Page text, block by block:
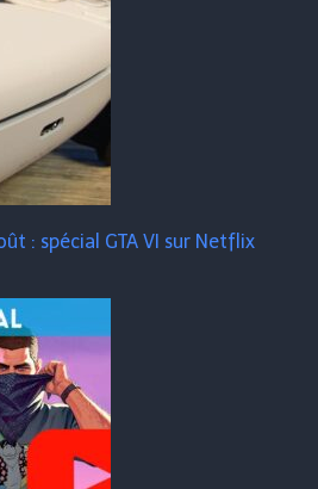
: spécial GTA VI sur Netflix